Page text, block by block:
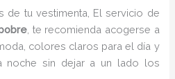
de tu vestimenta, El servicio de
, te recomienda acogerse a
colores claros para el día y
noche sin dejar a un lado los